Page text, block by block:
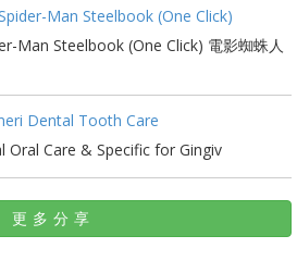
Man Steelbook (One Click)
Man Steelbook (One Click) 電影蜘蛛人
Dental Tooth Care
Oral Care & Specific for Gingiv
更多分享